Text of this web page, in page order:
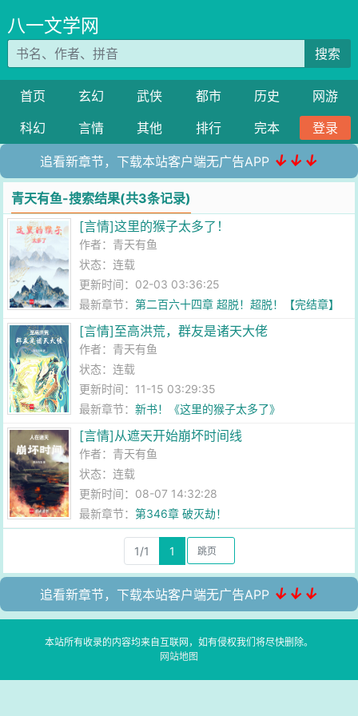
八一文学网
搜索
首页 玄幻 武侠 都市 历史
网游
科幻
言情 其他 排行 完本 登录
追看新章节，下载本站客户端无广告APP ↓↓↓
青天有鱼-搜索结果(共3条记录)
[言情]这里的猴子太多了！
作者： 青天有鱼
状态：连载
更新时间：02-03 03:36:25
最新章节：第二百六十四章 超脱！超脱！【完结章】
[言情]至高洪荒，群友是诸天大佬
作者： 青天有鱼
状态：连载
更新时间：11-15 03:29:35
最新章节：新书！《这里的猴子太多了》
[言情]从遮天开始崩坏时间线
作者： 青天有鱼
状态：连载
更新时间：08-07 14:32:28
最新章节：第346章 破灭劫！
1/1 1
追看新章节，下载本站客户端无广告APP ↓↓↓
本站所有收录的内容均来自互联网，如有侵权我们将尽快删除。
网站地图